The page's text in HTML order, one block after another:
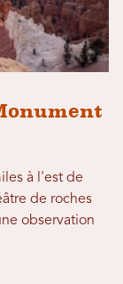
à l'est de
de roches
observation